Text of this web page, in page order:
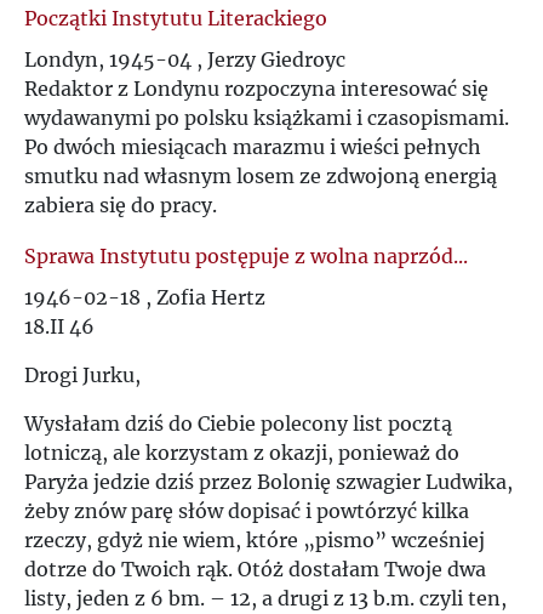
Początki Instytutu Literackiego
Londyn, 1945-04 , Jerzy Giedroyc
Redaktor z Londynu rozpoczyna interesować się
wydawanymi po polsku książkami i czasopismami.
Po dwóch miesiącach marazmu i wieści pełnych
smutku nad własnym losem ze zdwojoną energią
zabiera się do pracy.
Sprawa Instytutu postępuje z wolna naprzód...
1946-02-18 , Zofia Hertz
18.II 46
Drogi Jurku,
Wysłałam dziś do Ciebie polecony list pocztą
lotniczą, ale korzystam z okazji, ponieważ do
Paryża jedzie dziś przez Bolonię szwagier Ludwika,
żeby znów parę słów dopisać i powtórzyć kilka
rzeczy, gdyż nie wiem, które „pismo” wcześniej
dotrze do Twoich rąk. Otóż dostałam Twoje dwa
listy, jeden z 6 bm. – 12, a drugi z 13 b.m. czyli ten,